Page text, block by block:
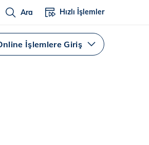
Ara Hızlı İşlemler
İşlemlere Giriş